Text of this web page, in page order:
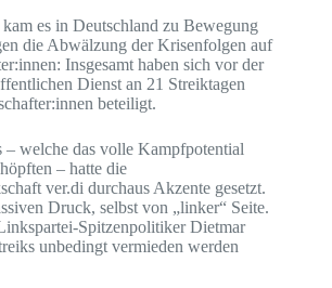
es in Deutschland zu Bewegung
die Abwälzung der Krisenfolgen auf
Insgesamt haben sich vor der
Dienst an 21 Streiktagen
beteiligt.
– welche das volle Kampfpotential
– hatte die
ver.di durchaus Akzente gesetzt.
Druck, selbst von „linker“ Seite.
Spitzenpolitiker Dietmar
unbedingt vermieden werden